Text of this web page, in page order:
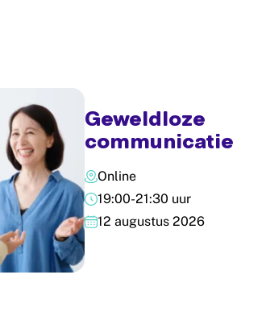
Geweldloze
communicatie
Online
19:00-21:30 uur
12 augustus 2026